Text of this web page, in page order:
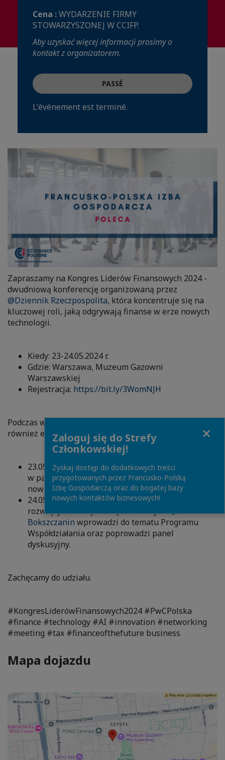
Cena :WYDARZENIE FIRMY
STOWARZYSZONEJ W CCIFP.
Aby uzyskać więcej informacji prosimy o
kontakt z organizatorem.
PASSÉ
L'événement est terminé.
Zapraszamy na Kongres Liderów Finansowych 2024 -
dwudniową konferencję organizowaną przez
@Dziennik Rzeczpospolita, która koncentruje się na
kluczowej roli, jaką odgrywają finanse w erze nowych
technologii.
Kiedy: 23-24.05.2024 r.
Gdzie: Warszawa, Muzeum Gazowni
Warszawskiej
Rejestracja: https://bit.ly/3WomNJH
Podczas wydarzenia swoją ekspertyzą podzielą się
również eksperci PwC Polska:
23.05 @Magdalena Brzuszczyńska weźmie udział
w panelu dyskusyjnym na temat implementacji
nowoczesnych technologii w finansach.
24.05
@Andrzej Zubikopowie o sposobach na
rozwiązywanie sporów podatkowych.@Dorota
Bokszczanin wprowadzi do tematu Programu
Współdziałania oraz poprowadzi panel
dyskusyjny.
Zachęcamy do udziału.
#KongresLiderówFinansowych2024 #PwCPolska
#finance #technology #AI #innovation #networking
#meeting #tax #financeofthefuture business
Mapa dojazdu
Zaloguj się do Strefy
Członkowskiej!
Zyskaj dostęp do dodatkowych treści
przygotowanych przez Francusko-Polską
Izbę Gospodarczą oraz do bogatej bazy
nowych kontaktów biznesowych!